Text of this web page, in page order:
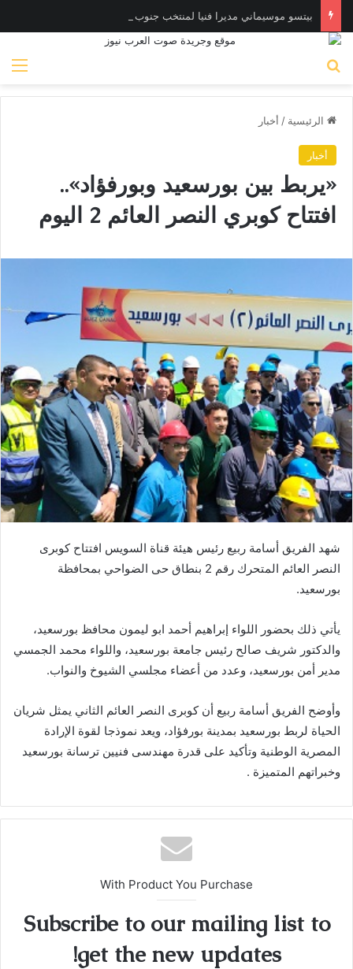
بيتسو موسيماني مديرا فنيا لمنتخب جنوب أفريقيا
الرئيسية / أخبار
أخبار
«يربط بين بورسعيد وبورفؤاد»..
افتتاح كوبري النصر العائم 2 اليوم
شهد الفريق أسامة ربيع رئيس هيئة قناة السويس افتتاح كوبرى
النصر العائم المتحرك رقم 2 بنطاق حى الضواحي بمحافظة
بورسعيد.
يأتي ذلك بحضور اللواء إبراهيم أحمد ابو ليمون محافظ بورسعيد،
والدكتور شريف صالح رئيس جامعة بورسعيد، واللواء محمد الجمسي
مدير أمن بورسعيد، وعدد من أعضاء مجلسي الشيوخ والنواب.
وأوضح الفريق أسامة ربيع أن كوبرى النصر العائم الثاني يمثل شريان
الحياة لربط بورسعيد بمدينة بورفؤاد، ويعد نموذجا لقوة الإرادة
المصرية الوطنية وتأكيد على قدرة مهندسى فنيين ترسانة بورسعيد
وخبراتهم المتميزة .
With Product You Purchase
Subscribe to our mailing list to
get the new updates!